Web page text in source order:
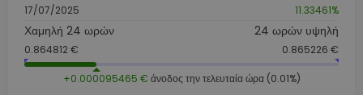
17/07/2025 11.33461%
Χαμηλή 24 ωρών
0.864812 €
24 ωρών υψηλή
0.865226 €
+0.000095465 € άνοδος την τελευταία ώρα (0.01%)